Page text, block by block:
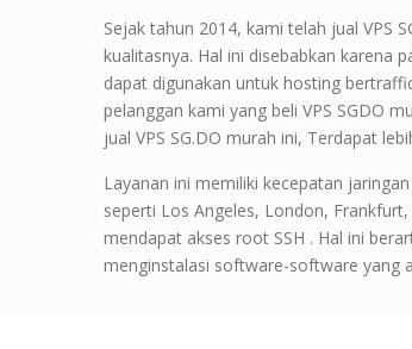
Sejak tahun 2014, kami telah jual VPS
kualitasnya. Hal ini disebabkan karena
dapat digunakan untuk hosting
pelanggan kami yang beli VPS SGDO
jual VPS SG.DO murah ini, Terdapat
Layanan ini memiliki kecepatan
seperti Los Angeles, London,
mendapat akses root SSH . Hal ini
menginstalasi software-software yang